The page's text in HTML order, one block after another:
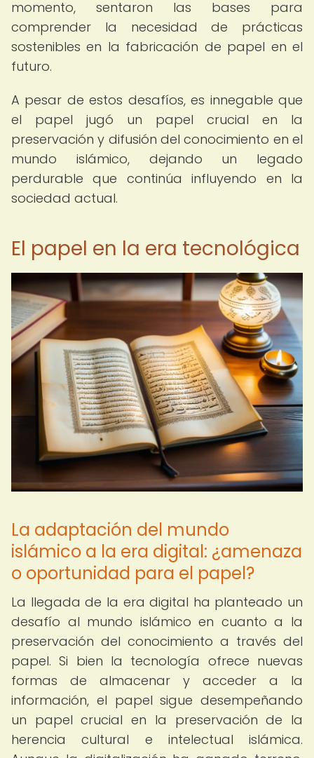
momento, sentaron las bases para
comprender la necesidad de prácticas
sostenibles en la fabricación de papel en el
futuro.
A pesar de estos desafíos, es innegable que
el papel jugó un papel crucial en la
preservación y difusión del conocimiento en el
mundo islámico, dejando un legado
perdurable que continúa influyendo en la
sociedad actual.
El papel en la era tecnológica
La adaptación del mundo
islámico a la era digital: ¿amenaza
o oportunidad para el papel?
La llegada de la era digital ha planteado un
desafío al mundo islámico en cuanto a la
preservación del conocimiento a través del
papel. Si bien la tecnología ofrece nuevas
formas de almacenar y acceder a la
información, el papel sigue desempeñando
un papel crucial en la preservación de la
herencia cultural e intelectual islámica.